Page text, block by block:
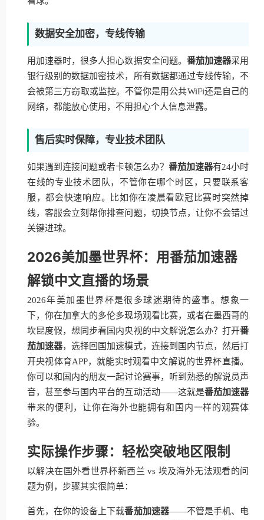
数据安全加密，专线传输
用加速器时，很多人担心数据安全问题。 番茄加速器采用
银行级别的数据加密技术，所有数据都通过专线传输，不
会被第三方窃取或监控。不管你是用公共WiFi还是自己的
网络，都能放心使用，不用担心个人信息泄露。
售后实时保障，专业技术团队
如果遇到连接问题或者卡顿怎么办？ 番茄加速器有24小时
在线的专业技术团队，不管你在哪个时区，只要联系客
服，都会快速响应。比如你在凌晨看欧冠比赛时突然掉
线，客服会立刻帮你排查问题，切换节点，让你不会错过
关键进球。
2026美加墨世界杯：用番茄加速器
解锁中文直播的场景
2026年美加墨世界杯是很多球迷期待的盛事。想象一
下，你在加拿大的多伦多现场观看比赛，或者在墨西哥的
坎昆度假，想同步看国内央视的中文解说怎么办？打开番
茄加速器，选择回国加速模式，连接到国内节点，然后打
开央视体育APP，就能实时观看中文解说的世界杯直播。
你可以和国内的朋友一起讨论赛事，听到熟悉的解说员声
音，甚至参与国内平台的互动活动——这就是番茄加速器
带来的便利，让你在海外也能拥有和国内一样的观赛体
验。
实际操作步骤：轻松突破地区限制
以解决在国外看世界杯新西兰 vs 埃及海外无法观看的问
题为例，步骤其实很简单：
首先，在你的设备上下载番茄加速器——不管是手机、电